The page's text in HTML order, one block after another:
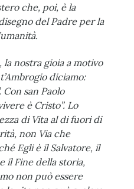
che, poi, è la
del Padre per la
nostra gioia a motivo
diciamo:
san Paolo
è Cristo”. Lo
di Vita al di fuori di
non Via che
Egli è il Salvatore, il
il Fine della storia,
non può essere